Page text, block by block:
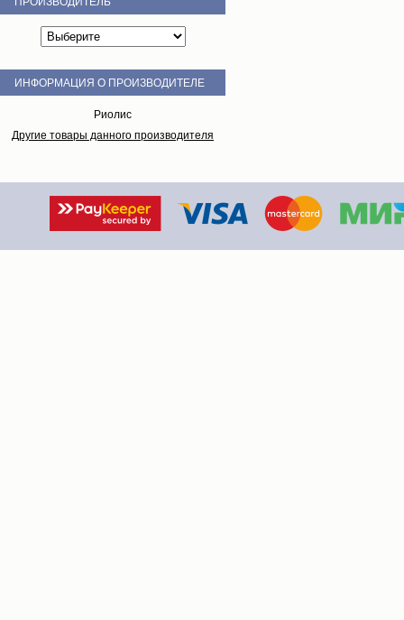
ИНФОРМАЦИЯ О ПРОИЗВОДИТЕЛЕ
Риолис
Другие товары данного производителя